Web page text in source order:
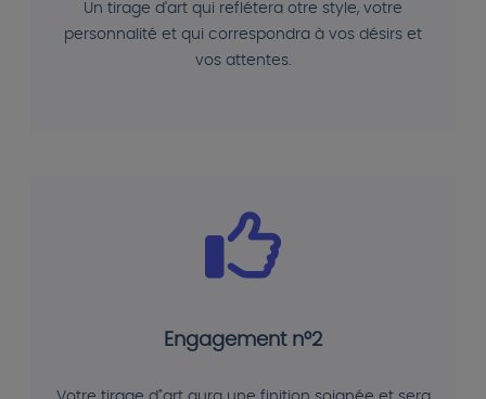
Un tirage d'art qui reflétera otre style, votre
personnalité et qui correspondra à vos désirs et
vos attentes.
Engagement n°2